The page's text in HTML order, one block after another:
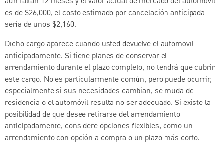
es de $26,000, el costo estimado por cancelación anticipada
sería de unos $2,160.
Dicho cargo aparece cuando usted devuelve el automóvil
anticipadamente. Si tiene planes de conservar el
arrendamiento durante el plazo completo, no tendrá que cubrir
este cargo. No es particularmente común, pero puede ocurrir,
especialmente si sus necesidades cambian, se muda de
residencia o el automóvil resulta no ser adecuado. Si existe la
posibilidad de que desee retirarse del arrendamiento
anticipadamente, considere opciones flexibles, como un
arrendamiento con opción a compra o un plazo más corto.